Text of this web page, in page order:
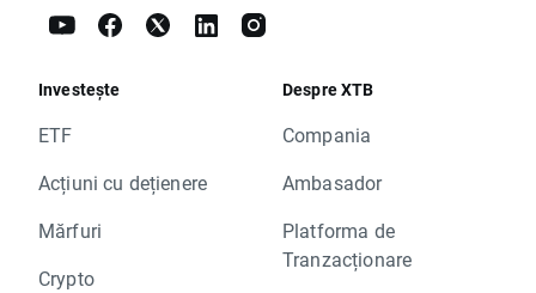
Investește
ETF
Acțiuni cu dețienere
Mărfuri
Crypto
Despre XTB
Compania
Ambasador
Platforma de
Tranzacționare